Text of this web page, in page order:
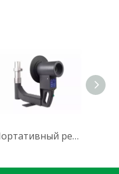
Портативный рентгеновский рентгеноскопический прибор BJI-2V